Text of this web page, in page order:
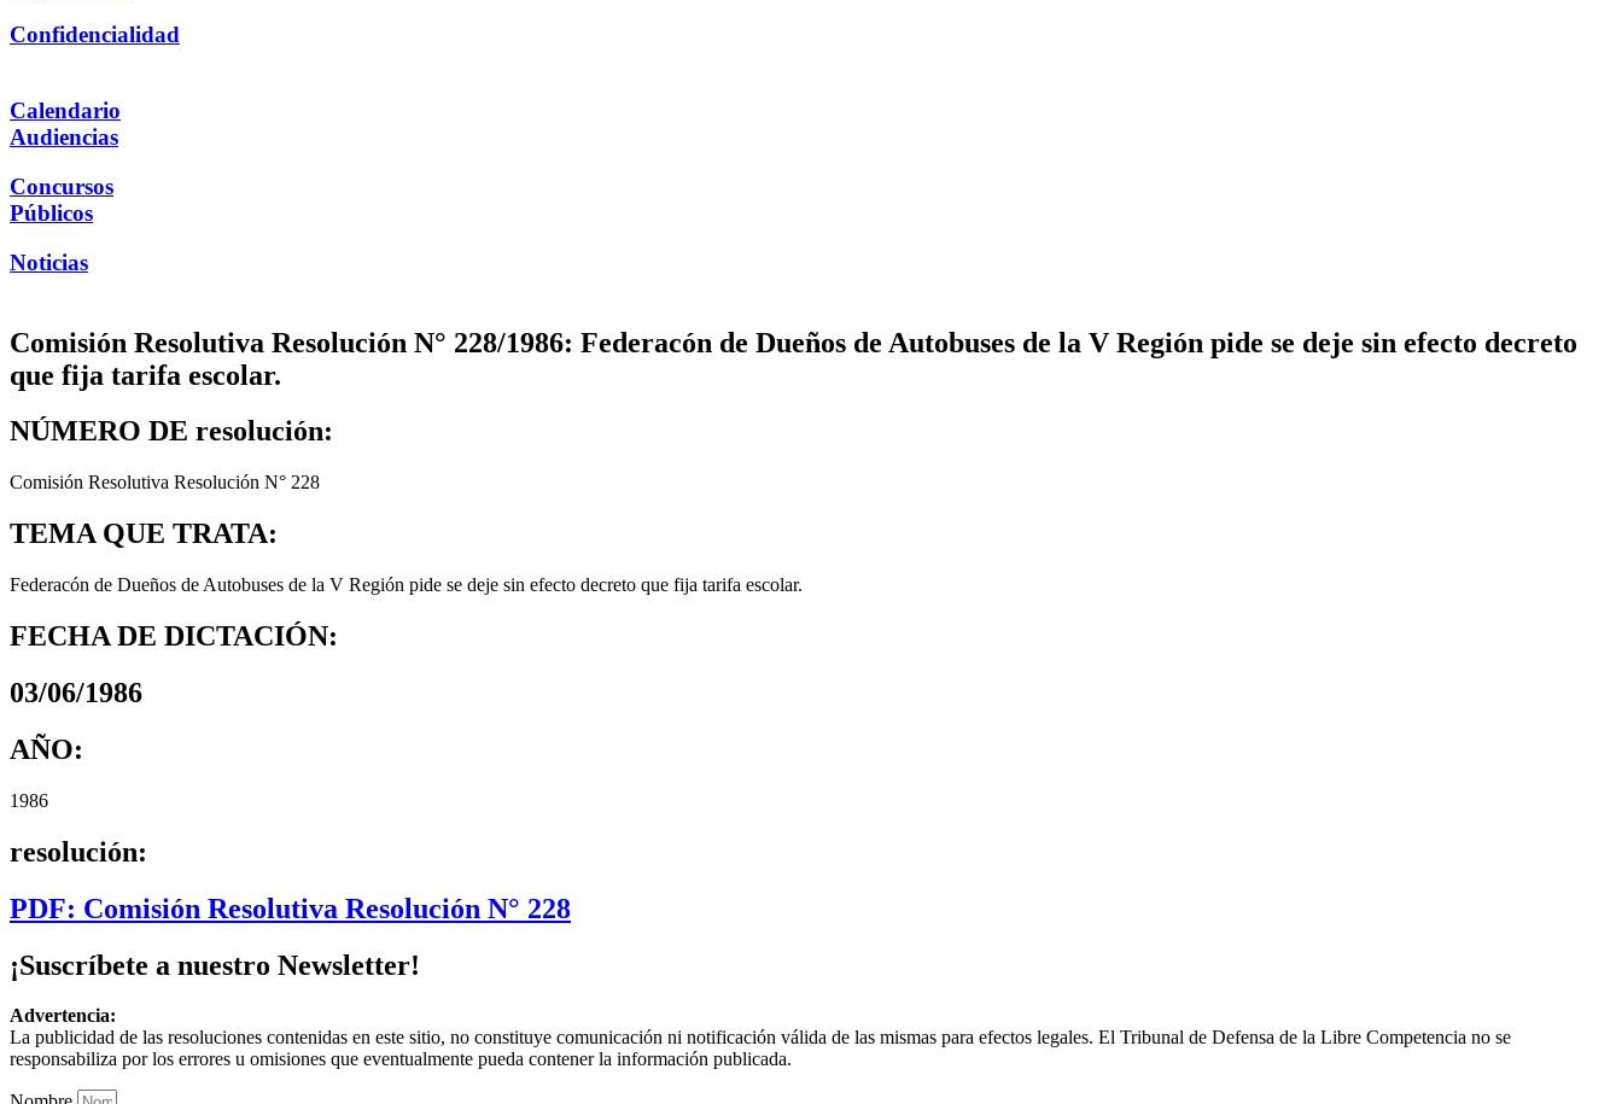
Confidencialidad
Calendario
Audiencias
Concursos
Públicos
Noticias
Comisión Resolutiva Resolución N° 228/1986: Federacón de Dueños de Autobuses de la V Región pide se deje sin efecto decreto
que fija tarifa escolar.
NÚMERO DE resolución:
Comisión Resolutiva Resolución N° 228
TEMA QUE TRATA:
Federacón de Dueños de Autobuses de la V Región pide se deje sin efecto decreto que fija tarifa escolar.
FECHA DE DICTACIÓN:
03/06/1986
AÑO:
1986
resolución:
PDF: Comisión Resolutiva Resolución N° 228
¡Suscríbete a nuestro Newsletter!
Advertencia:
La publicidad de las resoluciones contenidas en este sitio, no constituye comunicación ni notificación válida de las mismas para efectos legales. El Tribunal de Defensa de la Libre Competencia no se
responsabiliza por los errores u omisiones que eventualmente pueda contener la información publicada.